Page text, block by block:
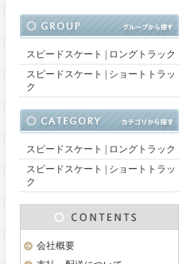
スピードスケート | ロングトラック
スピードスケート | ショートトラッ
ク
スピードスケート | ロングトラック
スピードスケート | ショートトラッ
ク
会社概要